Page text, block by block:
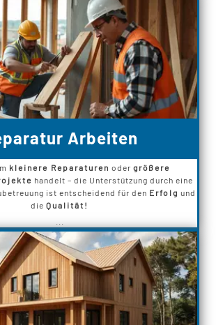
Arbeiten
kleinere Reparaturen oder größere
handelt – die Unterstützung durch eine
ist entscheidend für den Erfolg und
dieQualität!